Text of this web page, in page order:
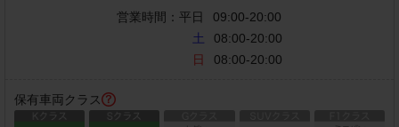
営業時間： 平日
09:00-20:00
土
08:00-20:00
日
08:00-20:00
保有車両クラス